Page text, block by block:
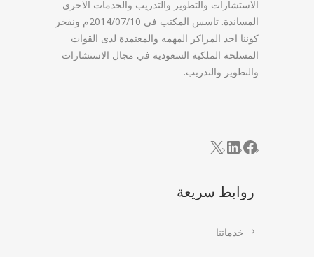
الاستشارات والتطوير والتدريب والخدمات الاخرى
المساندة. تاسس المكتب في 2014/07/10م ونفخر
كوننا احد المراكز المهمه والمعتمدة لدى القوات
المسلحة الملكية السعودية في مجال الاستشارات
والتطوير والتدريب.
Facebook
LinkedIn
X
روابط سريعة
خدماتنا